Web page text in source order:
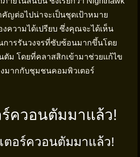
ญต่อไปน่าจะเป็นชุดเป้าหมาย
ความได้เปรียบ ซึ่งคุณจะได้เห็น
การรันวงจรที่ซับซ้อนมากขึ้นโดย
ตัม โดยที่คลาสสิกเข้ามาช่วยแก้ไข
งมากกับชุมชนคอมพิวเตอร์
ควอนตัมมาแล้ว!
ตอร์ควอนตัมมาแล้ว!